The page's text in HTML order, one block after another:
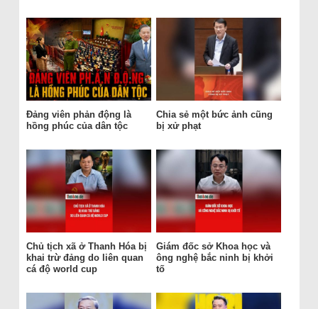
Đảng viên phản động là
hồng phúc của dân tộc
Chia sẻ một bức ảnh cũng
bị xử phạt
Chủ tịch xã ở Thanh Hóa bị
khai trừ đảng do liên quan
cá độ world cup
Giám đốc sở Khoa học và
ông nghệ bắc ninh bị khởi
tố